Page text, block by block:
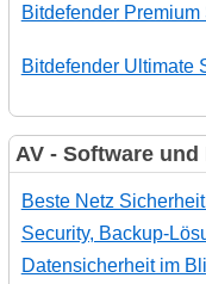
Bitdefender
Bitdefender Ultimate
AV - Software
Beste Netz
Security, Backup-
Datensicherheit im